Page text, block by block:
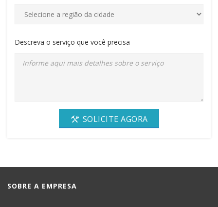
Descreva o serviço que você precisa
SOLICITE AGORA
SOBRE A EMPRESA